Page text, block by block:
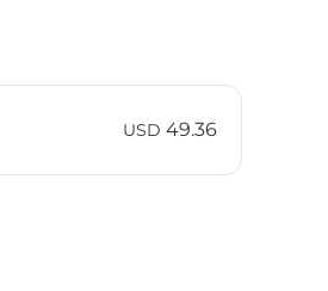
USD 49.36